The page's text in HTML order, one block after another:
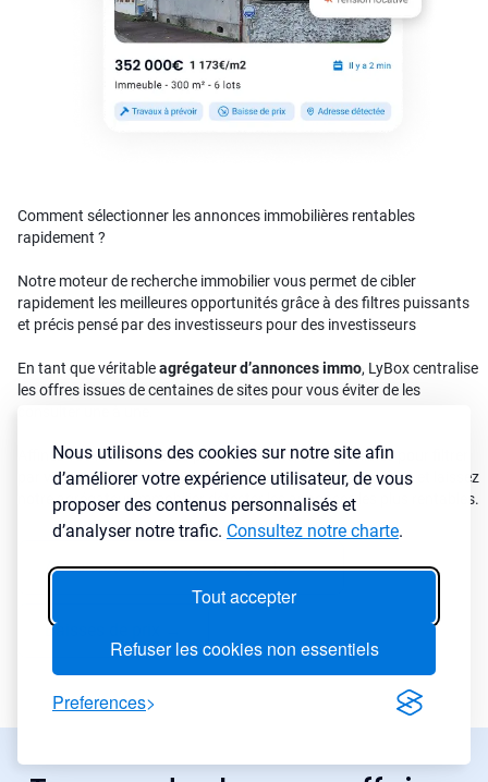
Nous utilisons des cookies sur notre site afin
d’améliorer votre expérience utilisateur, de vous
proposer des contenus personnalisés et
d’analyser notre trafic. Consultez notre charte.
Tout accepter
Refuser les cookies non essentiels
Preferences
Comment sélectionner les annonces immobilières rentables
rapidement ?
Notre moteur de recherche immobilier vous permet de cibler
rapidement les meilleures opportunités grâce à des filtres puissants
et précis pensé par des investisseurs pour des investisseurs
En tant que véritableagrégateur d’annonces immo, LyBox centralise
les offres issues de centaines de sites pour vous éviter de les
Affinez vos résultats avec plus de 30 critères disponibles pour filtrer
par ville, prix, rendement, cash-flow, type de bien ou surface et laissez
notre agrégateur immobilier détecter les annonces les plus rentables.
Annonces immobilières urgentes→
Baisses de prix